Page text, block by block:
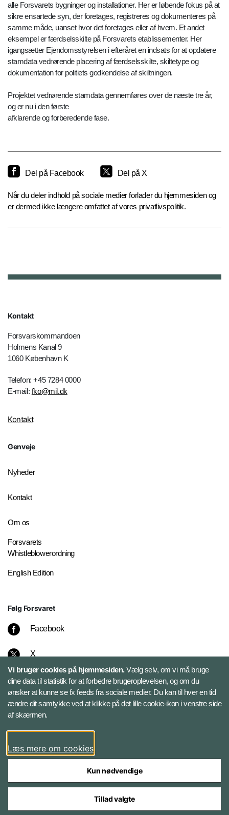
alle Forsvarets bygninger og installationer. Her er løbende fokus på at
sikre ensartede syn, der foretages, registreres og dokumenteres på
samme måde, uanset hvor det foretages eller af hvem. Et andet
eksempel er færdselsskilte på Forsvarets etablissementer. Her
igangsætter Ejendomsstyrelsen i efteråret en indsats for at opdatere
stamdata vedrørende placering af færdselsskilte, skiltetype og
dokumentation for politiets godkendelse af skiltningen.
Projektet vedrørende stamdata gennemføres over de næste tre år,
og er nu i den første
afklarende og forberedende fase.
Del på Facebook Del på X
Når du deler indhold på sociale medier forlader du hjemmesiden og
er dermed ikke længere omfattet af vores privatlivspolitik.
Kontakt
Forsvarskommandoen
Holmens Kanal 9
1060 København K
Telefon: +45 7284 0000
E-mail: fko@mil.dk
Kontakt
Genveje
Nyheder
Kontakt
Om os
Forsvarets
Whistleblowerordning
English Edition
Følg Forsvaret
Facebook
X
Instagram
Bluesky
LinkedIn
Vi bruger cookies på hjemmesiden.Vælg selv, om vi må bruge
dine data til statistik for at forbedre brugeroplevelsen, og om du
ønsker at kunne se fx feeds fra sociale medier. Du kan til hver en tid
ændre dit samtykke ved at klikke på det lille cookie-ikon i venstre side
af skærmen.
Læs mere om cookies
Kun nødvendige
Tillad valgte